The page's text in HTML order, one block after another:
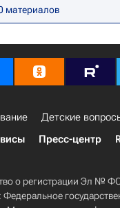
вопросы
материалов
Детские
Пресс-центр
о регистрации Эл №
Федеральное